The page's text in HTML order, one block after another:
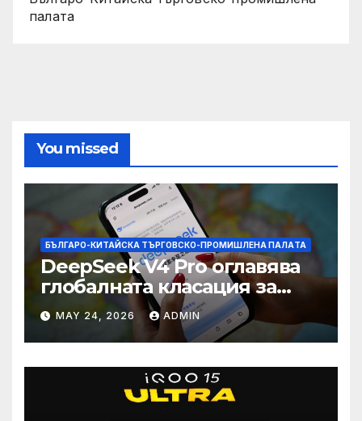
палaта
You missed
БЪЛГАРО-КИТАЙСКА ТЪРГОВСКО-ПРОМИШЛЕНА ПАЛAТА
DeepSeek V4 Pro оглавява
глобалната класация за
печалба след 75%
намаление на цената
MAY 24, 2026 ADMIN